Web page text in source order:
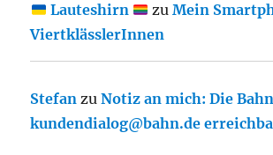
Lauteshirn zu Mein
ViertklässlerInnen
Stefan zuNotiz an mich: Die
kundendialog@bahn.de